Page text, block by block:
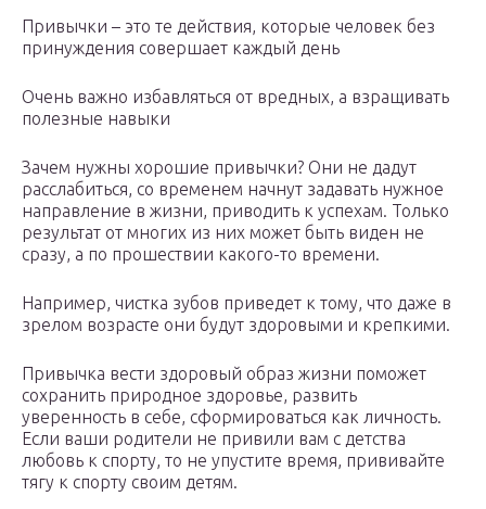
Привычки – это те действия, которые человек без
принуждения совершает каждый день
Очень важно избавляться от вредных, а взращивать
полезные навыки
Зачем нужны хорошие привычки? Они не дадут
расслабиться, со временем начнут задавать нужное
направление в жизни, приводить к успехам. Только
результат от многих из них может быть виден не
сразу, а по прошествии какого-то времени.
Например, чистка зубов приведет к тому, что даже в
зрелом возрасте они будут здоровыми и крепкими.
Привычка вести здоровый образ жизни поможет
сохранить природное здоровье, развить
уверенность в себе, сформироваться как личность.
Если ваши родители не привили вам с детства
любовь к спорту, то не упустите время, прививайте
тягу к спорту своим детям.